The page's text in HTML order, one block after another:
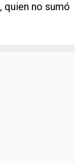
, quien no sumó